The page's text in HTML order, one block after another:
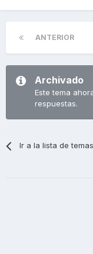
ANTERIOR
Archivado
Este tema
respuestas.
Ir a la lista de temas